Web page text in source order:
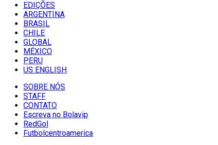
EDIÇÕES
ARGENTINA
BRASIL
CHILE
GLOBAL
MÉXICO
PERU
US ENGLISH
SOBRE NÓS
STAFF
CONTATO
Escreva no Bolavip
RedGol
Futbolcentroamerica